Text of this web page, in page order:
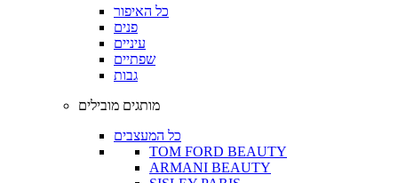
כל האיפור
פנים
עיניים
שפתיים
גבות
מותגים מובילים
כל המעצבים
TOM FORD BEAUTY
ARMANI BEAUTY